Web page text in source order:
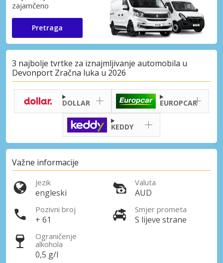
zajamčeno
Pretraga
3 najbolje tvrtke za iznajmljivanje automobila u
Devonport Zračna luka u 2026
DOLLAR EUROPCAR
KEDDY
Važne informacije
Jezik
engleski
Valuta
AUD
Pozivni broj
+ 61
Smjer prometa
S lijeve strane
Ograničenje
alkohola
0,5 g/l